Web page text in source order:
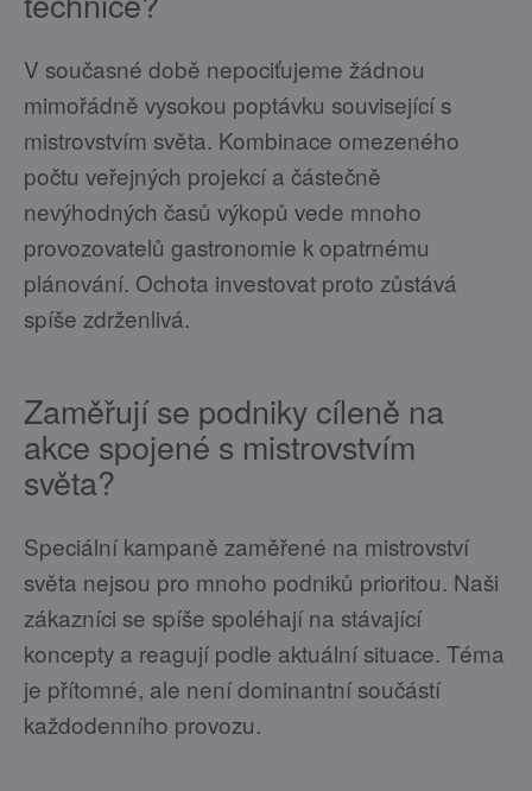
V současné době nepociťujeme žádnou
mimořádně vysokou poptávku související s
mistrovstvím světa. Kombinace omezeného
počtu veřejných projekcí a částečně
nevýhodných časů výkopů vede mnoho
provozovatelů gastronomie k opatrnému
plánování. Ochota investovat proto zůstává
spíše zdrženlivá.
Zaměřují se podniky cíleně na
akce spojené s mistrovstvím
světa?
Speciální kampaně zaměřené na mistrovství
světa nejsou pro mnoho podniků prioritou. Naši
zákazníci se spíše spoléhají na stávající
koncepty a reagují podle aktuální situace. Téma
je přítomné, ale není dominantní součástí
každodenního provozu.